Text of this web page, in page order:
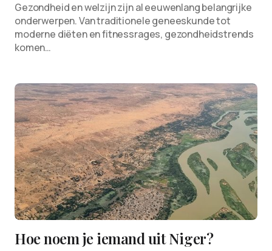
Gezondheid en welzijn zijn al eeuwenlang belangrijke
onderwerpen. Van traditionele geneeskunde tot
moderne diëten en fitnessrages, gezondheidstrends
komen…
Hoe noem je iemand uit Niger?